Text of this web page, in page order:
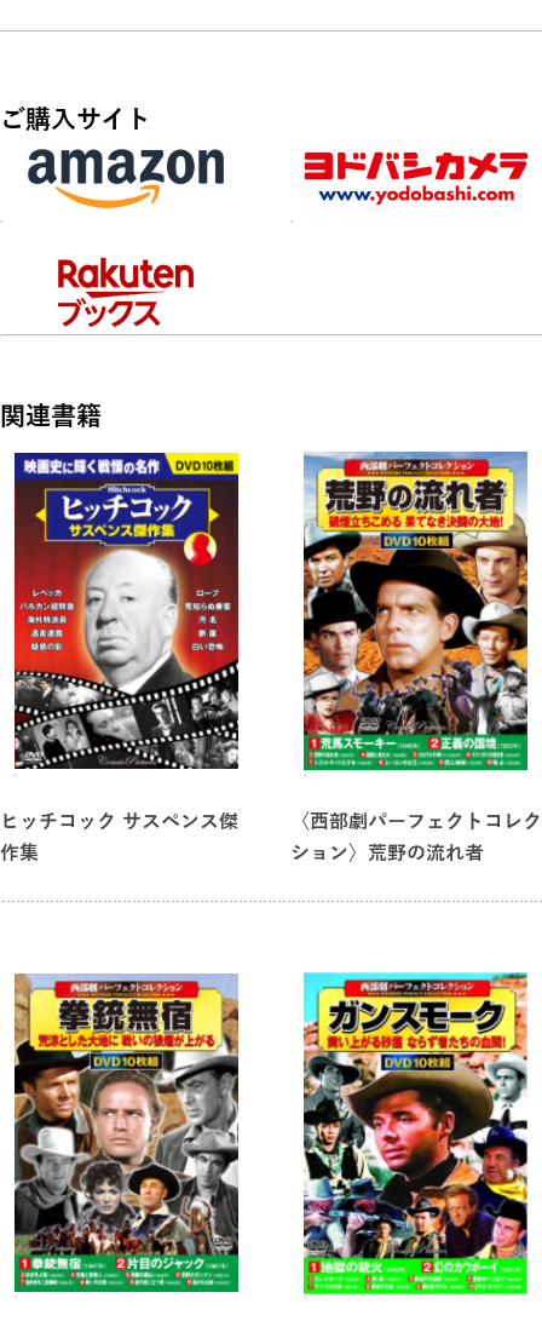
8 平原の決闘（59分 モノクロ 1940年）
9 ゴースト・ライダー伝説（59分 モノクロ 1953年）
10 アリゾナの偽札（56分 モノクロ 1950年）
商品番号：ACC-298
ご購入サイト
関連書籍
ヒッチコック サスペンス傑
作集
〈西部劇パーフェクトコレク
ション〉荒野の流れ者